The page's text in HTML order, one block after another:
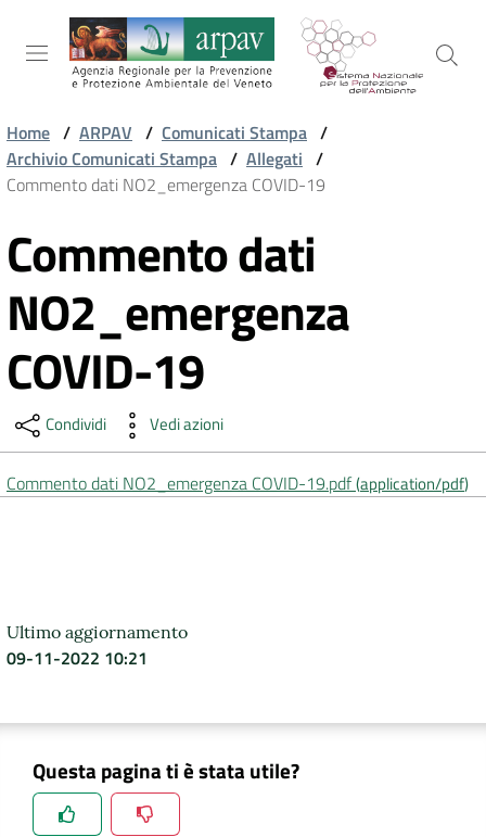
Salta al contenuto
Salta alla navigazione
Salta al footer
ARPAV
TEMI
TERRITORIO
SERVIZI
Home / ARPAV / Comunicati Stampa /
Archivio Comunicati Stampa / Allegati /
Commento dati NO2_emergenza COVID-19
Vai al contenuto
Commento dati
NO2_emergenza
COVID-19
Condividi Vedi azioni
Commento dati NO2_emergenza COVID-19.pdf(application/pdf)
Ultimo aggiornamento
09-11-2022 10:21
Questa pagina ti è stata utile?